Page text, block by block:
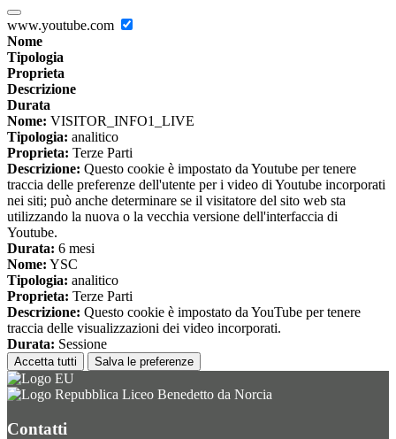
www.youtube.com
Nome
Tipologia
Proprieta
Descrizione
Durata
Nome: VISITOR_INFO1_LIVE
Tipologia: analitico
Proprieta: Terze Parti
Descrizione: Questo cookie è impostato da Youtube per tenere
traccia delle preferenze dell'utente per i video di Youtube incorporati
nei siti; può anche determinare se il visitatore del sito web sta
utilizzando la nuova o la vecchia versione dell'interfaccia di
Youtube.
Durata: 6 mesi
Nome: YSC
Tipologia: analitico
Proprieta: Terze Parti
Descrizione: Questo cookie è impostato da YouTube per tenere
traccia delle visualizzazioni dei video incorporati.
Durata: Sessione
Accetta tutti Salva le preferenze
Liceo Benedetto da Norcia
Contatti